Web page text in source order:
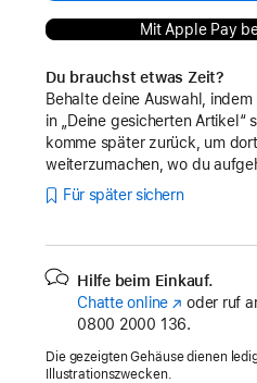
Mit Apple Pay
Du brauchst etwas Zeit?
Behalte deine Auswahl,
in „Deine gesicherten Artikel“
komme später zurück, um dort
weiterzumachen, wo du
Für später sichern
Hilfe beim Einkauf.
Chatte online (Öffnet
ein
Fenster)
oder ruf
0800 2000 136.
Die gezeigten Gehäuse dienen
Illustrationszwecken.